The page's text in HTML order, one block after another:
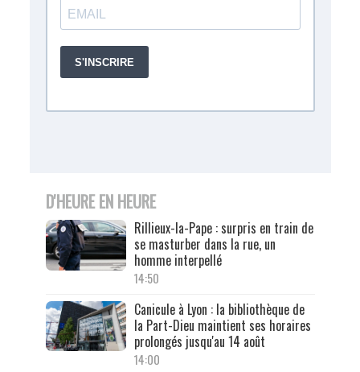
D'HEURE EN HEURE
Rillieux-la-Pape : surpris en train de
se masturber dans la rue, un
homme interpellé
14:50
Canicule à Lyon : la bibliothèque de
la Part-Dieu maintient ses horaires
prolongés jusqu'au 14 août
14:00